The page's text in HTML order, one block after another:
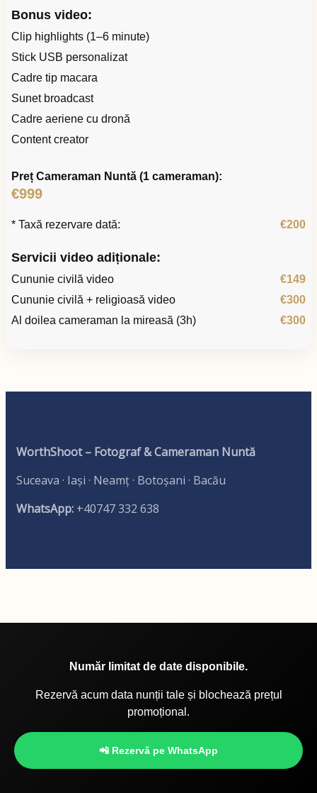
Bonus video:
Clip highlights (1–6 minute)
Stick USB personalizat
Cadre tip macara
Sunet broadcast
Cadre aeriene cu dronă
Content creator
Preț Cameraman Nuntă (1 cameraman):
€999
* Taxă rezervare dată: €200
Servicii video adiționale:
Cununie civilă video
€149
Cununie civilă + religioasă video
€300
Al doilea cameraman la mireasă (3h)
€300
WorthShoot – Fotograf & Cameraman Nuntă
Suceava · Iași · Neamț · Botoșani · Bacău
WhatsApp: +40747 332 638
Număr limitat de date disponibile.
Rezervă acum data nunții tale și blochează prețul
promoțional.
📲 Rezervă pe WhatsApp